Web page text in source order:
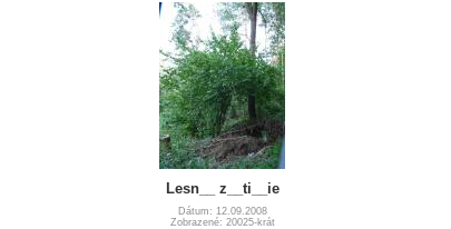
Lesn__ z__ti__ie
Dátum: 12.09.2008
Zobrazené: 20025-krát